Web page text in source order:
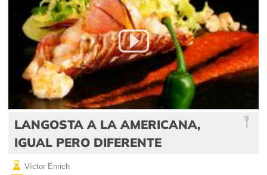
LANGOSTA A LA AMERICANA,
IGUAL PERO DIFERENTE
Víctor Enrich